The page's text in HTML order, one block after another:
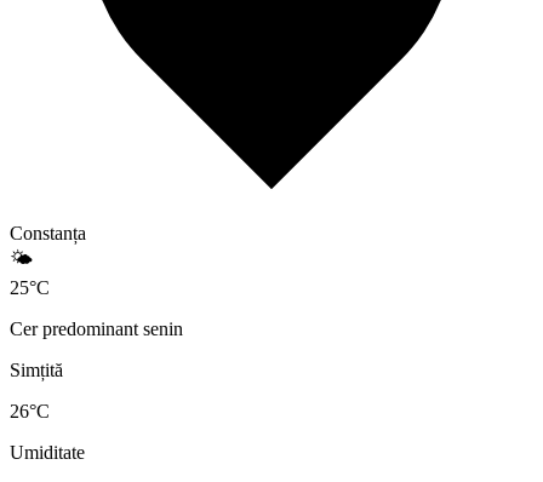
Constanța
🌤️
25°C
Cer predominant senin
Simțită
26°C
Umiditate